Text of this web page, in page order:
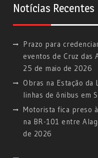
Notícias Recentes
Prazo para
eventos de Cruz das
25 de maio de 2026
Obras na Estação da
linhas de ônibus em
Motorista fica preso
na BR-101 entre
de 2026